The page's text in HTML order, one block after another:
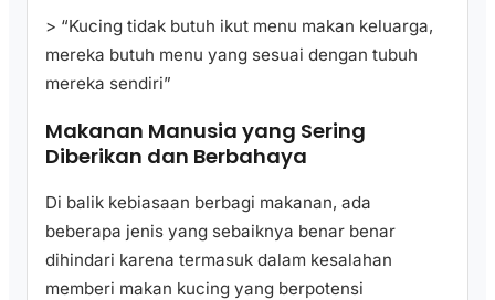
> “Kucing tidak butuh ikut menu makan keluarga,
mereka butuh menu yang sesuai dengan tubuh
mereka sendiri”
Makanan Manusia yang Sering
Diberikan dan Berbahaya
Di balik kebiasaan berbagi makanan, ada
beberapa jenis yang sebaiknya benar benar
dihindari karena termasuk dalam kesalahan
memberi makan kucing yang berpotensi